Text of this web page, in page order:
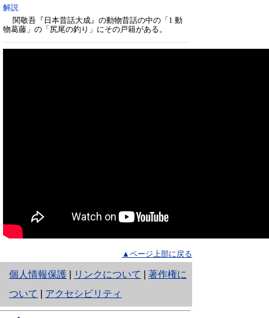
解説
関敬吾『日本昔話大成』の動物昔話の中の「1 動
物葛藤」の「尻尾の釣り」にその戸籍がある。
▲ページ上部に戻る
個人情報保護
と
り
ネ
リンクについて
著作権に
ついて
アクセシビリティ